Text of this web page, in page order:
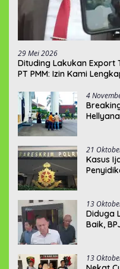
29 Mei 2026
‎Dituding Lakukan Export
PT PMM: Izin Kami
4
21
Kasus
13
Diduga
Baik,
13